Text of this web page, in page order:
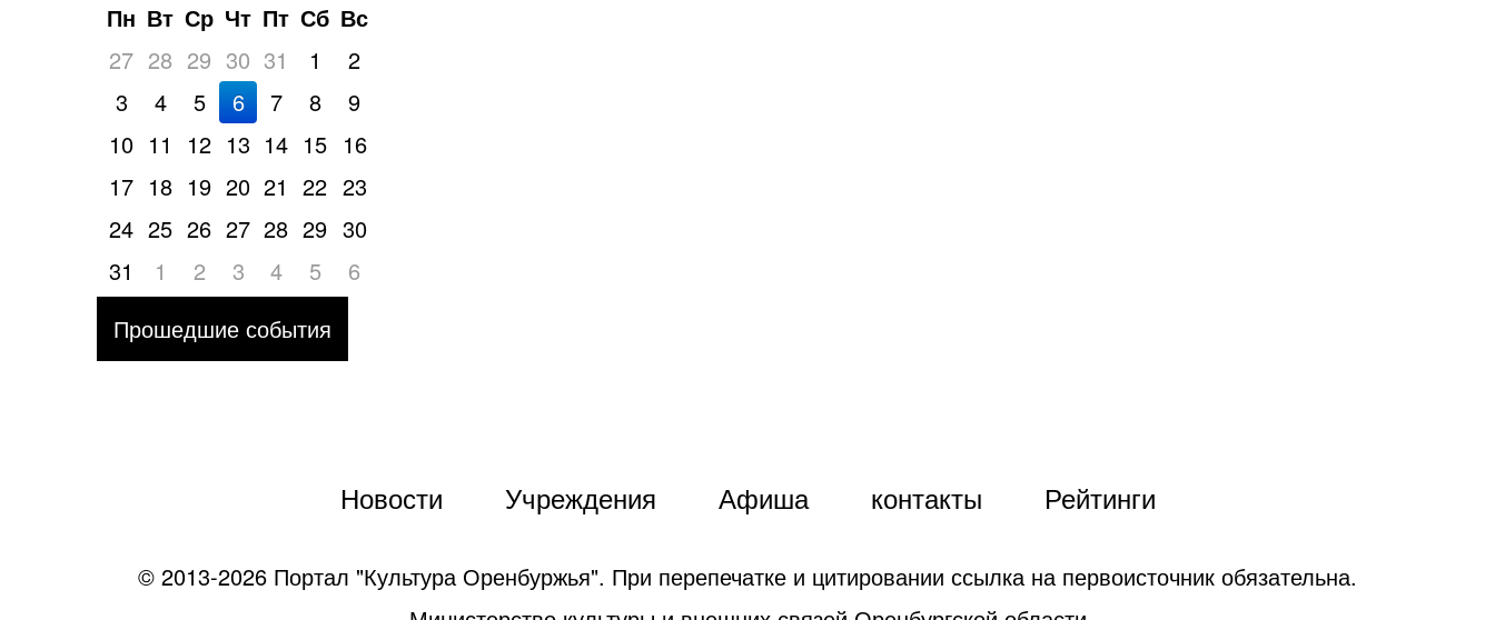
Пн Вт Ср Чт Пт Сб Вс
27 28 29 30 31 1
2
3
4 5 6 7 8
9
10 11 12 13 14 15 16
17 18 19 20 21 22 23
24 25 26 27 28 29 30
31
1 2 3 4 5
6
Прошедшие события
Новости Учреждения Афиша контакты Рейтинги
© 2013-2026 Портал "Культура Оренбуржья". При перепечатке и цитировании ссылка на первоисточник обязательна.